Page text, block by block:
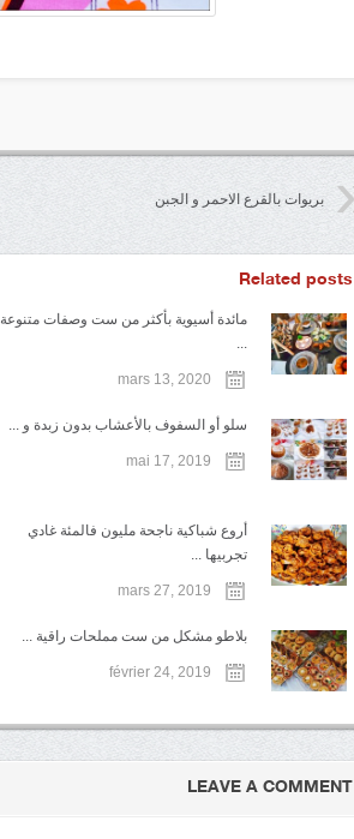
بريوات بالقرع الاحمر و الجبن
Related posts
مائدة أسيوية بأكثر من ست وصفات متنوعة
...
mars 13, 2020
سلو أو السفوف بالأعشاب بدون زبدة و ...
mai 17, 2019
أروع شباكية ناجحة مليون فالمئة غادي
تجربيها ...
mars 27, 2019
بلاطو مشكل من ست مملحات راقية ...
février 24, 2019
LEAVE A COMMENT